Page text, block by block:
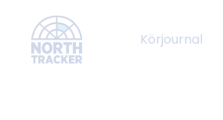
Körjournal